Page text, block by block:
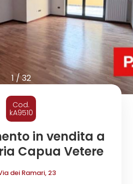
1/32
Cod.
kA9510
in vendita a
Capua Vetere
dei Ramari, 23